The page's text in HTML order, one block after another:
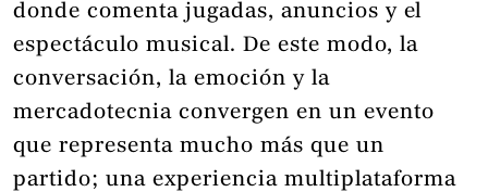
donde comenta jugadas, anuncios y el
espectáculo musical. De este modo, la
conversación, la emoción y la
mercadotecnia convergen en un evento
que representa mucho más que un
partido; una experiencia multiplataforma